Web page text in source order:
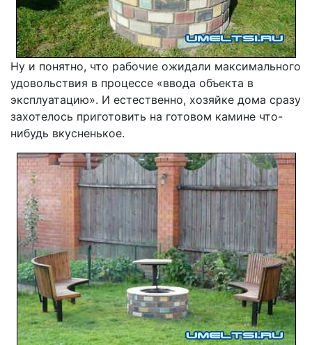
Ну и понятно, что рабочие ожидали максимального
удовольствия в процессе «ввода объекта в
эксплуатацию». И естественно, хозяйке дома сразу
захотелось приготовить на готовом камине что-
нибудь вкусненькое.